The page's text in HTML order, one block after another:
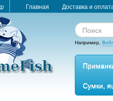
Главная Доставка и
Например,
Сумки,